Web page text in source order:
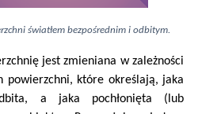
światłem bezpośrednim i odbitym.
jest zmieniana w zależności
powierzchni, które określają, jaka
a jaka pochłonięta (lub